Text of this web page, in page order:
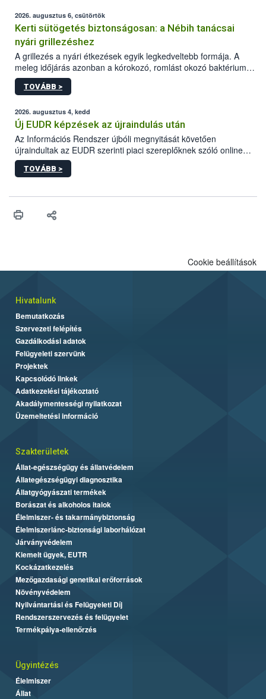
2026. augusztus 6, csütörtök
Kerti sütögetés biztonságosan: a Nébih tanácsai
nyári grillezéshez
A grillezés a nyári étkezések egyik legkedveltebb formája. A
meleg időjárás azonban a kórokozó, romlást okozó baktériumok
gyorsabb szaporodásának is kedvez. A szabadtéri sütögetés
ezért nem csupán a megfelelő sütési technikáról szól: legalább
higiéniai szabályok betartása, a megfelelő hőkezelés, valamint a
maradékok szakszerű tárolása. A Nemzeti Élelmiszerlánc-
biztonsági Hivatal (Nébih) Oktatási Programja összegyűjtötte a
biztonságos grillezés legfontosabb tudnivalóit.
TOVÁBB >
2026. augusztus 4, kedd
Új EUDR képzések az újraindulás után
Az Információs Rendszer újbóli megnyitását követően
újraindultak az EUDR szerinti piaci szereplőknek szóló online
képzések.
TOVÁBB >
Cookie beállítások
Hivatalunk
Bemutatkozás
Szervezeti felépítés
Gazdálkodási adatok
Felügyeleti szervünk
Projektek
Kapcsolódó linkek
Adatkezelési tájékoztató
Akadálymentességi nyilatkozat
Üzemeltetési információ
Szakterületek
Állat-egészségügy és állatvédelem
Állategészségügyi diagnosztika
Állatgyógyászati termékek
Borászat és alkoholos italok
Élelmiszer- és takarmánybiztonság
Élelmiszerlánc-biztonsági laborhálózat
Járványvédelem
Kiemelt ügyek, EUTR
Kockázatkezelés
Mezőgazdasági genetikai erőforrások
Növényvédelem
Nyilvántartási és Felügyeleti Díj
Rendszerszervezés és felügyelet
Termékpálya-ellenőrzés
Ügyintézés
Élelmiszer
Állat